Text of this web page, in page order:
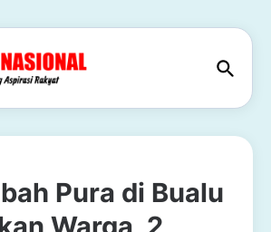
Pura di Bualu